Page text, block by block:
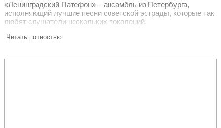
«Ленинградский Патефон» – ансамбль из Петербурга,
исполняющий лучшие песни советской эстрады, которые так
любят слушатели нескольких поколений.
Музыканты сыграют популярные кинохиты и эстрадные
.Читать полностью